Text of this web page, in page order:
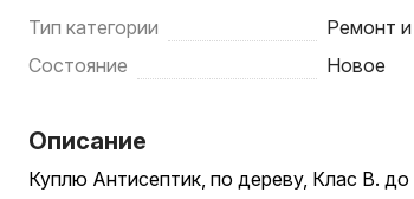
Тип категории
Ремонт
Состояние
Новое
Описание
Куплю Антисептик, по дереву, Клас В. до